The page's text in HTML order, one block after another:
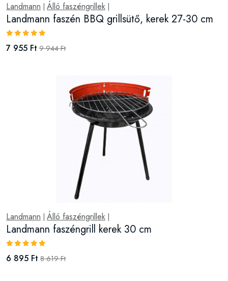
Landmann Álló faszéngrillek
Landmann faszén BBQ grillsütő, kerek 27-30 cm
7 955 Ft 9 944 Ft
Landmann Álló faszéngrillek
Landmann faszéngrill kerek 30 cm
6 895 Ft 8 619 Ft